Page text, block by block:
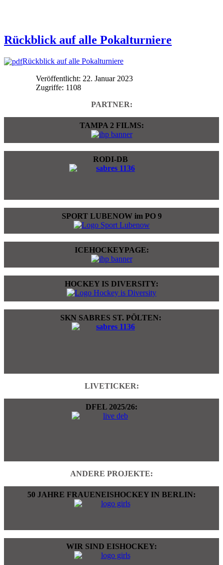
Rückblick auf alle Pokalturniere
Rückblick auf alle Pokalturniere
Veröffentlicht: 22. Januar 2023
Zugriffe: 1108
PARTNER:
TAMPA 2 FILMS:
RODI-DB
SPORT LUBENOW im PO 9
ICEHOCKEYPAGE:
HOCKEY IS DIVERSITY:
SKN SABRES ST. PÖLTEN:
LIVETICKER:
DFEL 2025/26:
ANDERE PROJEKTE:
50 JAHRE FRAUENEISHOCKEY IN BERLIN:
WIR SIND EISHOCKEY: